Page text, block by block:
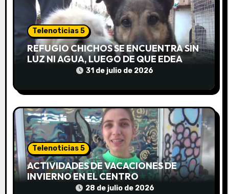
a
d
s
Telenoticias 5
REFUGIO CHICHOS SE ENCUENTRA SIN
LUZ NI AGUA, LUEGO DE QUE EDEA
CORTARA EL SUMINISTRO SIN AVISO
31 de julio de 2026
Telenoticias 5
ACTIVIDADES DE VACACIONES DE
INVIERNO EN EL CENTRO
COMUNITARIO EL TALA
28 de julio de 2026